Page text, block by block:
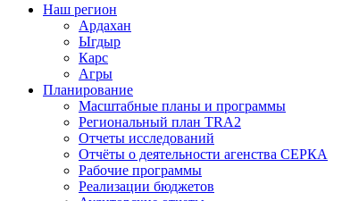
Наш регион
Ардахан
Ыгдыр
Карс
Агры
Планирование
Масштабные планы и программы
Региональный план TRA2
Отчеты исследований
Отчёты о деятельности агенства СЕРКА
Рабочие программы
Реализации бюджетов